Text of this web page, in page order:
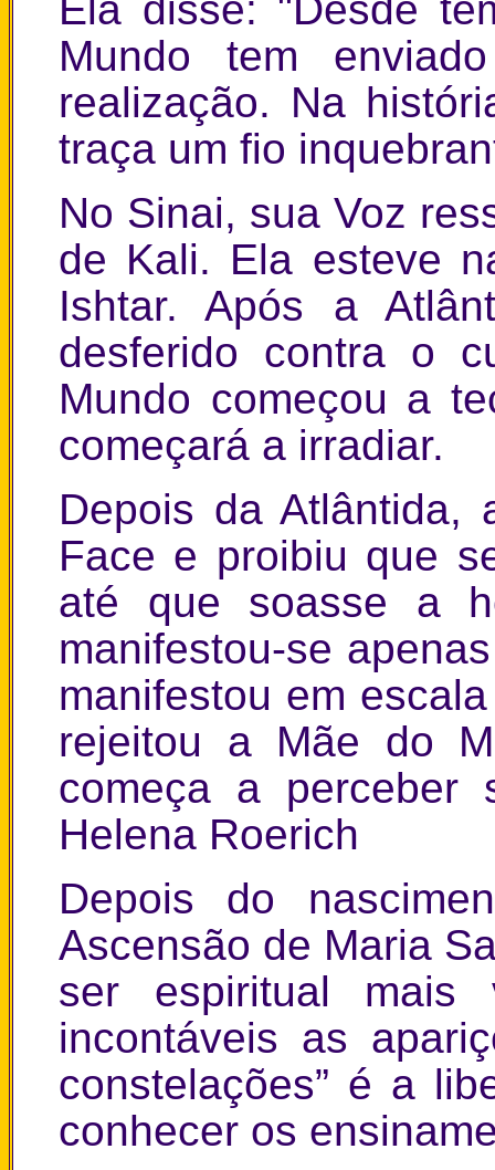
Mundo tem
realização. Na
traça um fio
No Sinai, sua Voz
de Kali. Ela esteve
Ishtar. Após a
desferido contra o
Mundo começou a
começará a irradiar.
Depois da Atlântida,
Face e proibiu que
até que soasse a
manifestou-se
manifestou em
rejeitou a Mãe do
começa a perceber
Helena Roerich
Depois do
Ascensão de Maria
ser espiritual
incontáveis as
constelações” é a
conhecer os